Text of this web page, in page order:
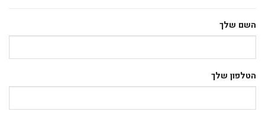
השם שלך
הטלפון שלך